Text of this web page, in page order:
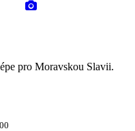
pro Moravskou Slavii.